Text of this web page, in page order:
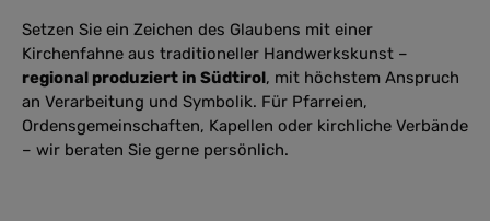
Setzen Sie ein Zeichen des Glaubens mit einer
Kirchenfahne aus traditioneller Handwerkskunst –
regional produziert in Südtirol, mit höchstem Anspruch
an Verarbeitung und Symbolik. Für Pfarreien,
Ordensgemeinschaften, Kapellen oder kirchliche Verbände
– wir beraten Sie gerne persönlich.